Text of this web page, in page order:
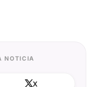
NOTICIA
X